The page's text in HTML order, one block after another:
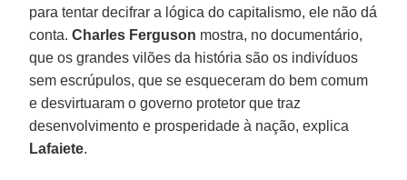
para tentar decifrar a lógica do capitalismo, ele não dá
conta.Charles Ferguson mostra, no documentário,
que os grandes vilões da história são os indivíduos
sem escrúpulos, que se esqueceram do bem comum
e desvirtuaram o governo protetor que traz
desenvolvimento e prosperidade à nação, explica
Lafaiete.